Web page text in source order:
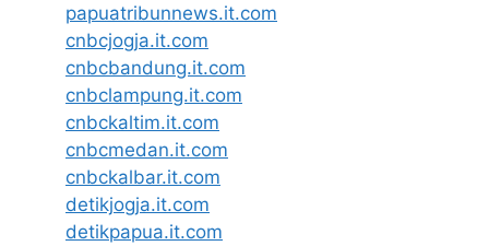
papuatribunnews.it.com
cnbcjogja.it.com
cnbcbandung.it.com
cnbclampung.it.com
cnbckaltim.it.com
cnbcmedan.it.com
cnbckalbar.it.com
detikjogja.it.com
detikpapua.it.com